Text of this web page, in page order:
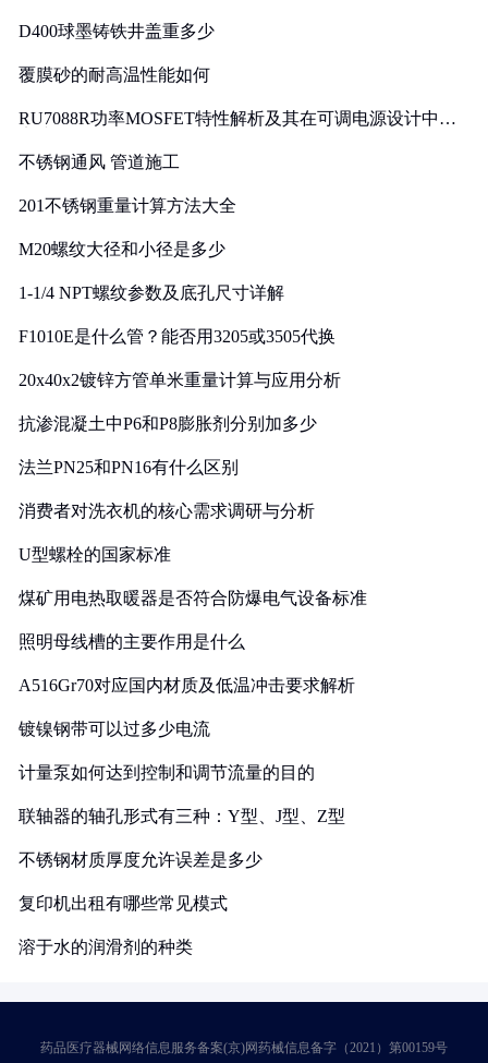
D400球墨铸铁井盖重多少
覆膜砂的耐高温性能如何
RU7088R功率MOSFET特性解析及其在可调电源设计中的
不锈钢通风 管道施工
201不锈钢重量计算方法大全
M20螺纹大径和小径是多少
1-1/4 NPT螺纹参数及底孔尺寸详解
F1010E是什么管？能否用3205或3505代换
20x40x2镀锌方管单米重量计算与应用分析
抗渗混凝土中P6和P8膨胀剂分别加多少
法兰PN25和PN16有什么区别
消费者对洗衣机的核心需求调研与分析
U型螺栓的国家标准
煤矿用电热取暖器是否符合防爆电气设备标准
照明母线槽的主要作用是什么
A516Gr70对应国内材质及低温冲击要求解析
镀镍钢带可以过多少电流
计量泵如何达到控制和调节流量的目的
联轴器的轴孔形式有三种：Y型、J型、Z型
不锈钢材质厚度允许误差是多少
复印机出租有哪些常见模式
溶于水的润滑剂的种类
药品医疗器械网络信息服务备案(京)网药械信息备字（2021）第00159号